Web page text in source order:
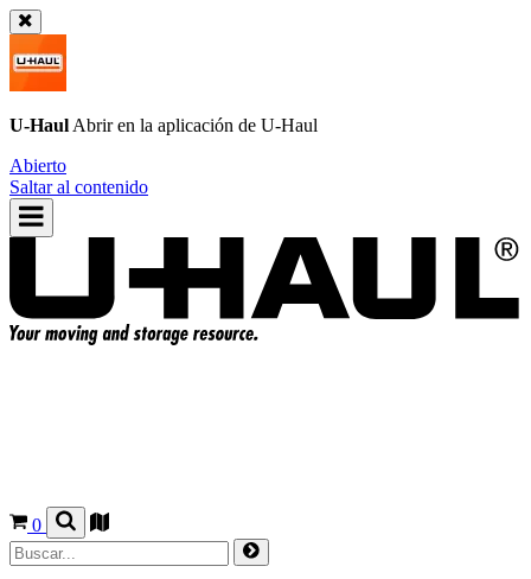
U-Haul Abrir en la aplicación de U-Haul
Abierto
Saltar al contenido
0